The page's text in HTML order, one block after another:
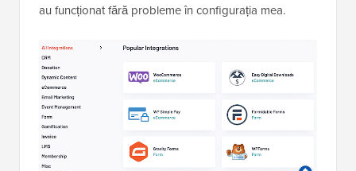
au funcționat fără probleme în configurația mea.